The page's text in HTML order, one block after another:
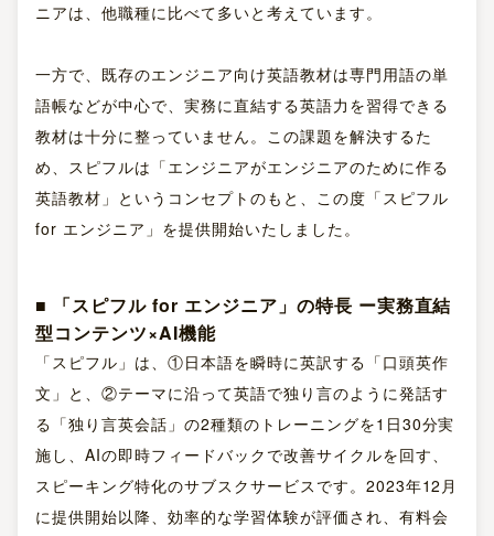
ニアは、他職種に比べて多いと考えています。
一方で、既存のエンジニア向け英語教材は専門用語の単
語帳などが中心で、実務に直結する英語力を習得できる
教材は十分に整っていません。この課題を解決するた
め、スピフルは「エンジニアがエンジニアのために作る
英語教材」というコンセプトのもと、この度「スピフル
for エンジニア」を提供開始いたしました。
■ 「スピフル for エンジニア」の特長 ー実務直結
型コンテンツ×AI機能
「スピフル」は、①日本語を瞬時に英訳する「口頭英作
文」と、②テーマに沿って英語で独り言のように発話す
る「独り言英会話」の2種類のトレーニングを1日30分実
施し、AIの即時フィードバックで改善サイクルを回す、
スピーキング特化のサブスクサービスです。2023年12月
に提供開始以降、効率的な学習体験が評価され、有料会